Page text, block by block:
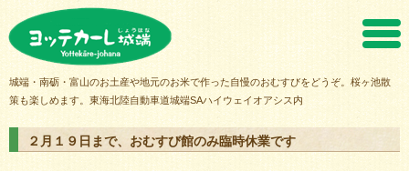
城端・南砺・富山のお土産や地元のお米で作った自慢のおむすびをどうぞ。桜ヶ池散
策も楽しめます。東海北陸自動車道城端SAハイウェイオアシス内
２月１９日まで、おむすび館のみ臨時休業です